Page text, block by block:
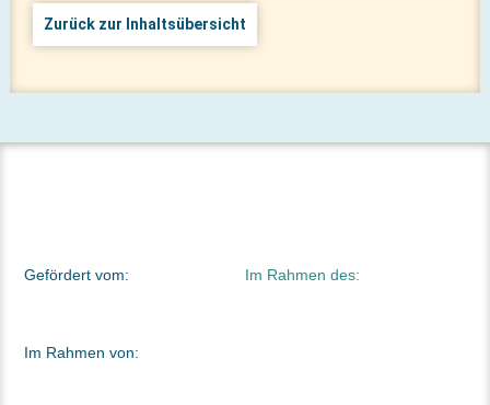
Zurück zur Inhaltsübersicht
Gefördert vom: Im Rahmen des:
Im Rahmen von: